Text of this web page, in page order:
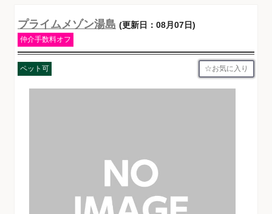
プライムメゾン湯島 (更新日：08月07日)
仲介手数料オフ
ペット可 お気に入り